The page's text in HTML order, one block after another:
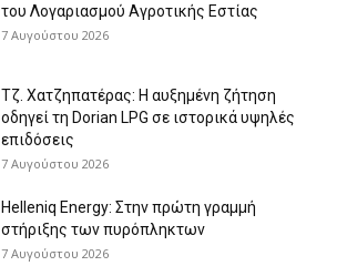
του Λογαριασμού Αγροτικής Εστίας
7 Αυγούστου 2026
Τζ. Χατζηπατέρας: H αυξημένη ζήτηση
οδηγεί τη Dorian LPG σε ιστορικά υψηλές
επιδόσεις
7 Αυγούστου 2026
Helleniq Energy: Στην πρώτη γραμμή
στήριξης των πυρόπληκτων
7 Αυγούστου 2026